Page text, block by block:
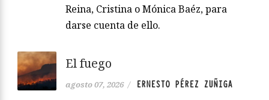
Reina, Cristina o Mónica Baéz, para
darse cuenta de ello.
El fuego
agosto 07, 2026 / ERNESTO PÉREZ ZUÑIGA